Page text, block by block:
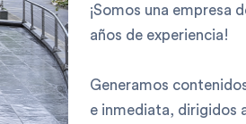
¡Somos una empresa
años de experiencia!
Generamos
e inmediata, dirigidos